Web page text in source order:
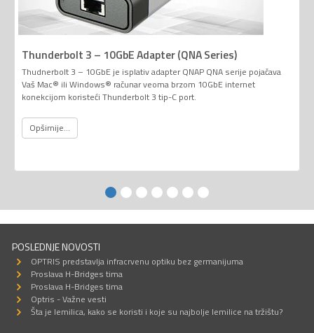
Thunderbolt 3 – 10GbE Adapter (QNA Series)
Thudnerbolt 3 – 10GbE je isplativ adapter QNAP QNA serije pojačava
Vaš Mac® ili Windows® računar veoma brzom 10GbE internet
konekcijom koristeći Thunderbolt 3 tip-C port.
Opširnije...
POSLEDNJE NOVOSTI
OPTRIS predstavlja infracrvenu optiku bez germanijuma
Proslava H-Bridges tima
Proslava H-Bridges tima
Optris - Važne vesti
Šta je lemilica, kako se koristi i koje su najbolje lemilice na tržištu?